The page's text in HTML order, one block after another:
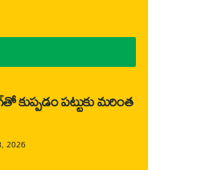
కుప్పడం పట్టుకు మరింత
2026